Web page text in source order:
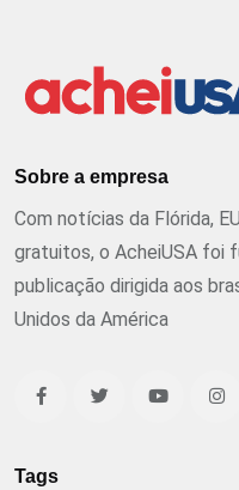
Sobre a empresa
Com notícias da Flórida,
gratuitos, o AcheiUSA foi
publicação dirigida aos
Unidos da América
Tags